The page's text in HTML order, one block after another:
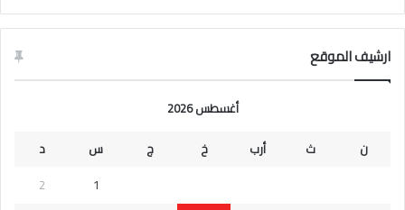
ارشيف الموقع
أغسطس 2026
ن
ث أرب خ ج س
د
1
2